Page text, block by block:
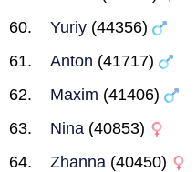
Yuriy (44356)
Anton (41717)
Maxim (41406)
Nina (40853)
Zhanna (40450)